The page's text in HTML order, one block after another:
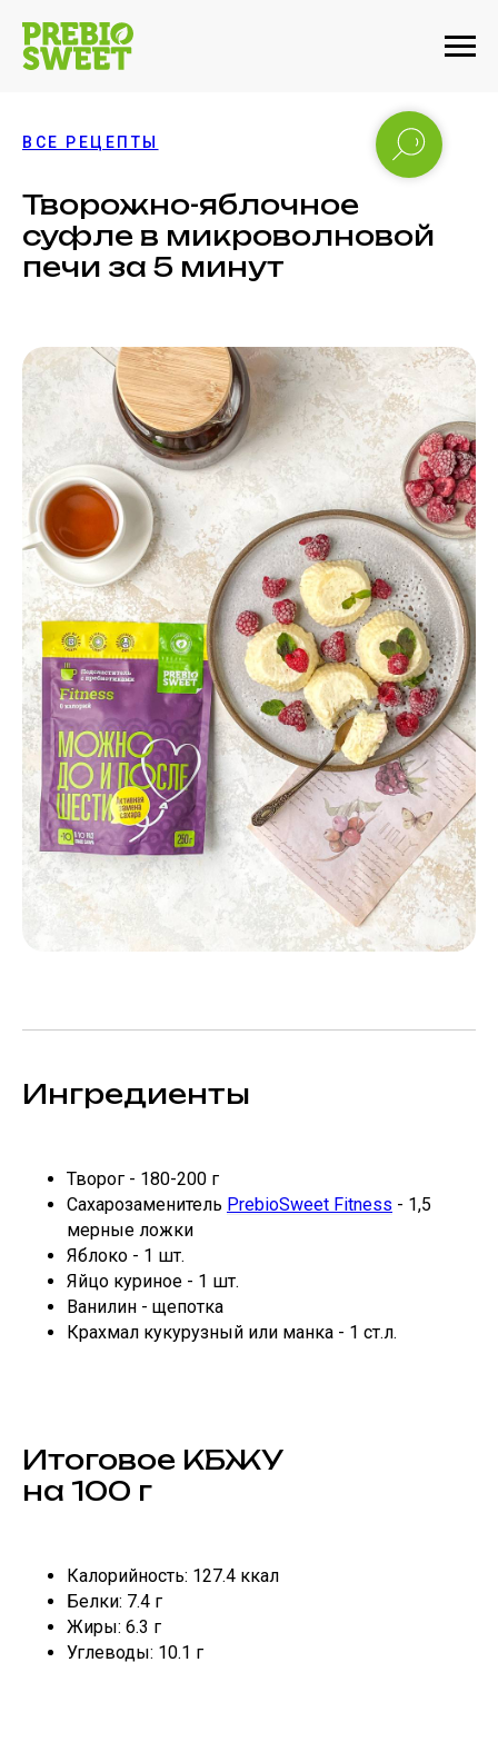
ВСЕ РЕЦЕПТЫ
Творожно-яблочное
суфле в микроволновой
печи за 5 минут
Ингредиенты
Творог - 180-200 г
Сахарозаменитель PrebioSweet Fitness - 1,5
мерные ложки
Яблоко - 1 шт.
Яйцо куриное - 1 шт.
Ванилин - щепотка
Крахмал кукурузный или манка - 1 ст.л.
Итоговое КБЖУ
на 100 г
Калорийность: 127.4 ккал
Белки: 7.4 г
Жиры: 6.3 г
Углеводы: 10.1 г